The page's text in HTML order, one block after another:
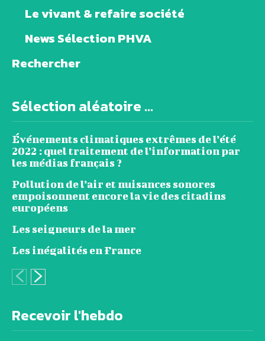
Le vivant & refaire société
News Sélection PHVA
Rechercher
Sélection aléatoire ...
Événements climatiques extrêmes de l’été
2022 : quel traitement de l’information par
les médias français ?
Pollution de l’air et nuisances sonores
empoisonnent encore la vie des citadins
européens
Les seigneurs de la mer
Les inégalités en France
Recevoir l'hebdo